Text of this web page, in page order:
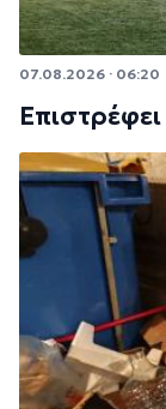
07.08.2026 · 06:20